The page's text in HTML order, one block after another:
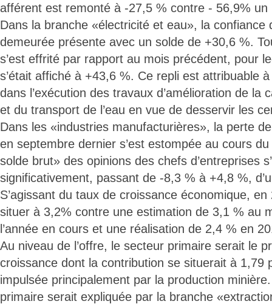
afférent est remonté à -27,5 % contre - 56,9% un
Dans la branche «électricité et eau», la confiance
demeurée présente avec un solde de +30,6 %.
s’est effrité par rapport au mois précédent, pour
s’était affiché à +43,6 %. Ce repli est attribuable
dans l’exécution des travaux d’amélioration de la
et du transport de l’eau en vue de desservir les
Dans les «industries manufacturières», la perte
en septembre dernier s’est estompée au cours
solde brut» des opinions des chefs d’entreprises
significativement, passant de -8,3 % à +4,8 %,
S’agissant du taux de croissance économique,
situer à 3,2% contre une estimation de 3,1 % au
l’année en cours et une réalisation de 2,4 % en
Au niveau de l’offre, le secteur primaire serait le
croissance dont la contribution se situerait à 1,79
impulsée principalement par la production
primaire serait expliquée par la branche